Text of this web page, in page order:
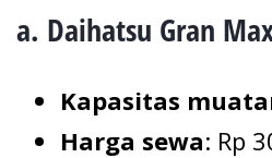
a. Daihatsu Gran
Kapasitas
Harga sewa: Rp